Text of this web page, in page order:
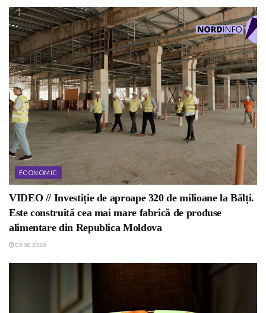
ECONOMIC
VIDEO // Investiție de aproape 320 de milioane la Bălți.
Este construită cea mai mare fabrică de produse
alimentare din Republica Moldova
05.08.2026